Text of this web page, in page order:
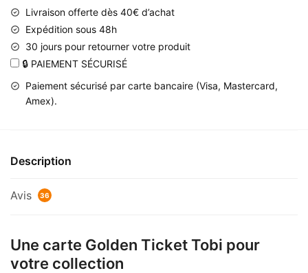
Naruto
Shippuden
Col.2
Livraison offerte dès 40€ d’achat
Expédition sous 48h
30 jours pour retourner votre produit
🔒 PAIEMENT SÉCURISÉ
Paiement sécurisé par carte bancaire (Visa, Mastercard,
Amex).
Description
Avis 36
Une carte Golden Ticket Tobi pour
votre collection